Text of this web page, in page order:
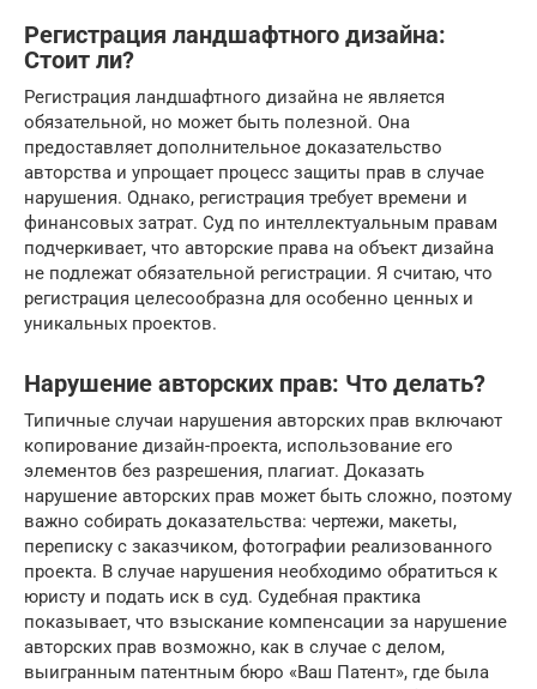
Регистрация ландшафтного дизайна:
Стоит ли?
Регистрация ландшафтного дизайна не является
обязательной, но может быть полезной. Она
предоставляет дополнительное доказательство
авторства и упрощает процесс защиты прав в случае
нарушения. Однако, регистрация требует времени и
финансовых затрат. Суд по интеллектуальным правам
подчеркивает, что авторские права на объект дизайна
не подлежат обязательной регистрации. Я считаю, что
регистрация целесообразна для особенно ценных и
уникальных проектов.
Нарушение авторских прав: Что делать?
Типичные случаи нарушения авторских прав включают
копирование дизайн-проекта, использование его
элементов без разрешения, плагиат. Доказать
нарушение авторских прав может быть сложно, поэтому
важно собирать доказательства: чертежи, макеты,
переписку с заказчиком, фотографии реализованного
проекта. В случае нарушения необходимо обратиться к
юристу и подать иск в суд. Судебная практика
показывает, что взыскание компенсации за нарушение
авторских прав возможно, как в случае с делом,
выигранным патентным бюро «Ваш Патент», где была